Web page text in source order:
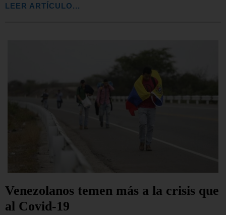
LEER ARTÍCULO...
Venezolanos temen más a la crisis que
al Covid-19